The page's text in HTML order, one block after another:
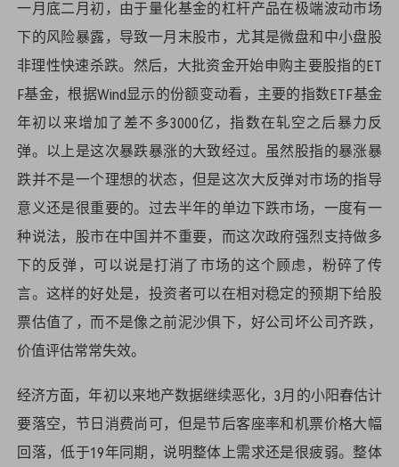
一月底二月初，由于量化基金的杠杆产品在极端波动市场
下的风险暴露，导致一月末股市，尤其是微盘和中小盘股
非理性快速杀跌。然后，大批资金开始申购主要股指的ET
F基金，根据Wind显示的份额变动看，主要的指数ETF基金
年初以来增加了差不多3000亿，指数在轧空之后暴力反
弹。以上是这次暴跌暴涨的大致经过。虽然股指的暴涨暴
跌并不是一个理想的状态，但是这次大反弹对市场的指导
意义还是很重要的。过去半年的单边下跌市场，一度有一
种说法，股市在中国并不重要，而这次政府强烈支持做多
下的反弹，可以说是打消了市场的这个顾虑，粉碎了传
言。这样的好处是，投资者可以在相对稳定的预期下给股
票估值了，而不是像之前泥沙俱下，好公司坏公司齐跌，
价值评估常常失效。
经济方面，年初以来地产数据继续恶化，3月的小阳春估计
要落空，节日消费尚可，但是节后客座率和机票价格大幅
回落，低于19年同期，说明整体上需求还是很疲弱。整体